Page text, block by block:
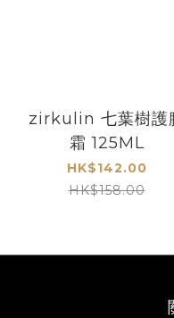
zirkulin 七葉樹護
霜 125ML
HK$142.00
HK$158.00